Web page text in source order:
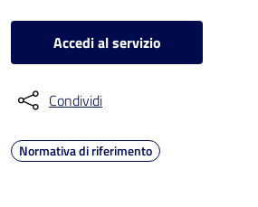
Accedi al servizio
Condividi
Normativa di riferimento